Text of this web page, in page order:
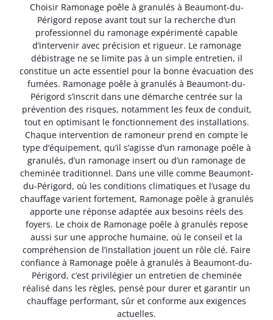
Choisir Ramonage poêle à granulés à Beaumont-du-
Périgord repose avant tout sur la recherche d’un
professionnel du ramonage expérimenté capable
d’intervenir avec précision et rigueur. Le ramonage
débistrage ne se limite pas à un simple entretien, il
constitue un acte essentiel pour la bonne évacuation des
fumées. Ramonage poêle à granulés à Beaumont-du-
Périgord s’inscrit dans une démarche centrée sur la
prévention des risques, notamment les feux de conduit,
tout en optimisant le fonctionnement des installations.
Chaque intervention de ramoneur prend en compte le
type d’équipement, qu’il s’agisse d’un ramonage poêle à
granulés, d’un ramonage insert ou d’un ramonage de
cheminée traditionnel. Dans une ville comme Beaumont-
du-Périgord, où les conditions climatiques et l’usage du
chauffage varient fortement, Ramonage poêle à granulés
apporte une réponse adaptée aux besoins réels des
foyers. Le choix de Ramonage poêle à granulés repose
aussi sur une approche humaine, où le conseil et la
compréhension de l’installation jouent un rôle clé. Faire
confiance à Ramonage poêle à granulés à Beaumont-du-
Périgord, c’est privilégier un entretien de cheminée
réalisé dans les règles, pensé pour durer et garantir un
chauffage performant, sûr et conforme aux exigences
actuelles.